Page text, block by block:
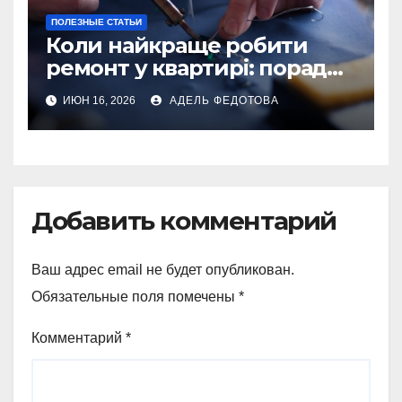
ПОЛЕЗНЫЕ СТАТЬИ
Коли найкраще робити
ремонт у квартирі: поради
та особливості 2026
ИЮН 16, 2026 АДЕЛЬ ФЕДОТОВА
Добавить комментарий
Ваш адрес email не будет опубликован.
Обязательные поля помечены *
Комментарий *